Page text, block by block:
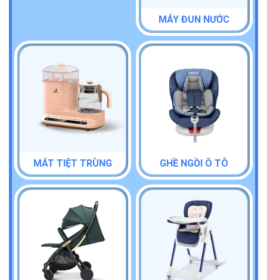
MÁY ĐUN NƯỚC
MÁT TIỆT TRÙNG GHỀ NGỒI Ô TÔ